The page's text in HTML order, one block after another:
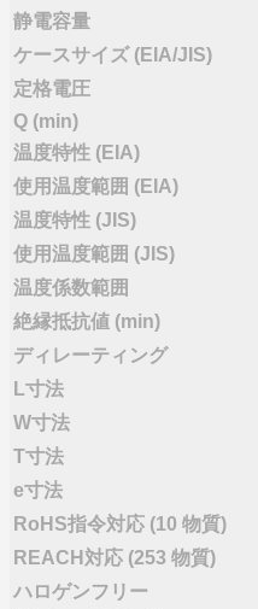
静電容量
ケースサイズ (EIA/JIS)
定格電圧
Q (min)
温度特性 (EIA)
使用温度範囲 (EIA)
温度特性 (JIS)
使用温度範囲 (JIS)
温度係数範囲
絶縁抵抗値 (min)
ディレーティング
L寸法
W寸法
T寸法
e寸法
RoHS指令対応 (10 物質)
REACH対応 (253 物質)
ハロゲンフリー